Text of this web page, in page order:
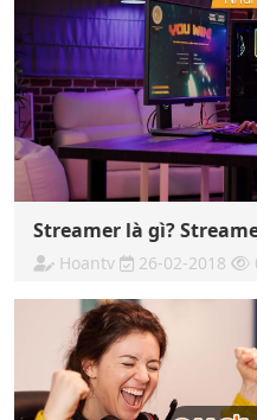
Streamer là gì?
Hoantv 26-02-2018